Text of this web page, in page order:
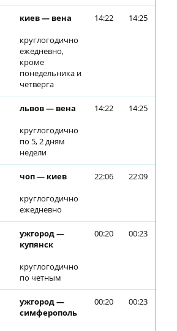
киев — вена
круглогодично
ежедневно,
кроме
понедельника и
четверга
14:22 14:25
львов — вена
круглогодично
по 5, 2 дням
недели
14:22 14:25
чоп — киев
круглогодично
ежедневно
22:06 22:09
ужгород —
купянск
круглогодично
по четным
00:20 00:23
ужгород —
симферополь
00:20 00:23